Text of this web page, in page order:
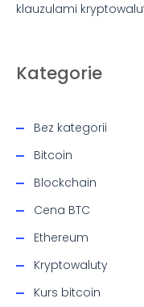
klauzulami
Kategorie
Bez kategorii
Bitcoin
Blockchain
Cena BTC
Ethereum
Kryptowaluty
Kurs bitcoin